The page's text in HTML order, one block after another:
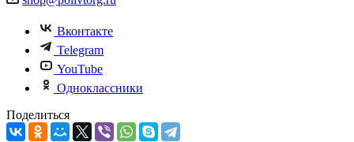
Вконтакте
Telegram
YouTube
Одноклассники
Поделиться